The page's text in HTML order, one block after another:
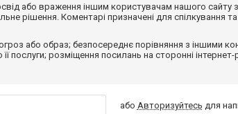
або враження іншим користувачам нашого
рішення. Коментарі призначені для спілкування
або образ; безпосереднє порівняння з іншими
послуги; розміщення посилань на сторонні
або Авторизуйтесь для